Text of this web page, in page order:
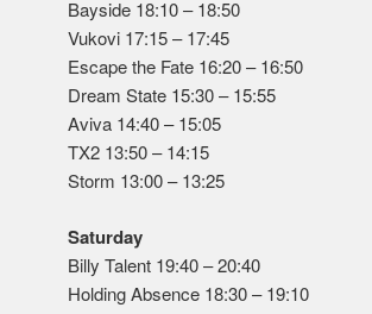
Bayside 18:10 – 18:50
Vukovi 17:15 – 17:45
Escape the Fate 16:20 – 16:50
Dream State 15:30 – 15:55
Aviva 14:40 – 15:05
TX2 13:50 – 14:15
Storm 13:00 – 13:25
Saturday
Billy Talent 19:40 – 20:40
Holding Absence 18:30 – 19:10